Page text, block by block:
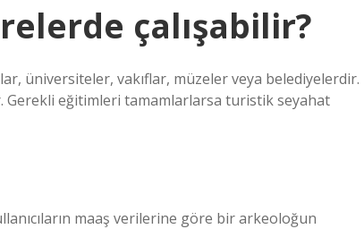
çalışabilir?
üniversiteler, vakıflar, müzeler veya belediyelerdir.
Gerekli eğitimleri tamamlarlarsa turistik seyahat
maaş verilerine göre bir arkeoloğun